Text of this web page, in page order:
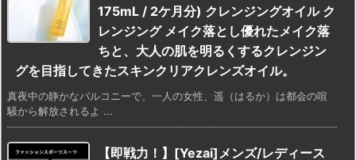
175mL / 2ケ月分) クレンジングオイル ク
レンジング メイク落とし優れたメイク落
ちと、大人の肌を明るくするクレンジン
グを目指してきたスキンクリアクレンズオイル。
真夜中の静かなバルコニーで、一人の女性、遥（はるか）は都会の喧
騒から解放されるよ ...
【即戦力！】[Yezai]メンズ/レディース